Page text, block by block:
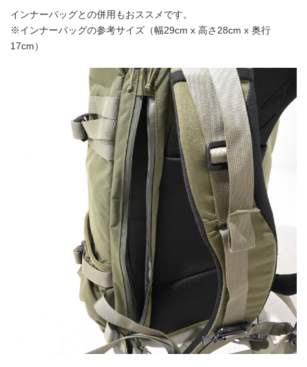
インナーバッグとの併用もおススメです。
※インナーバッグの参考サイズ（幅29cm x 高さ28cm x 奥行
17cm）